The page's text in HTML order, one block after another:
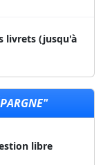
livrets (jusqu'à
libre